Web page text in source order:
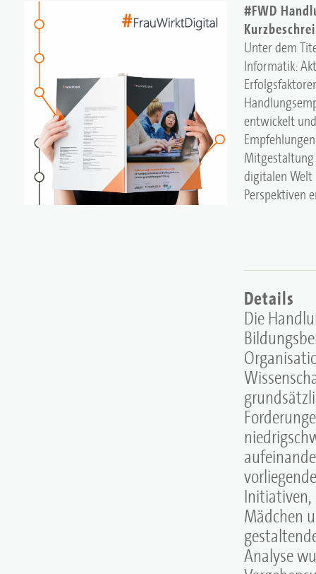
#FWD
Unter dem
Informatik:
entwickelt
Mitgestaltung
digitalen Welt
Perspektiven
Details
Die
Initiativen,
Mädchen
Analyse